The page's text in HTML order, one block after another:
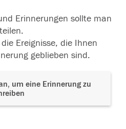
Erinnerungen sollte man
teilen.
Ereignisse, die Ihnen
geblieben sind.
um eine Erinnerung zu